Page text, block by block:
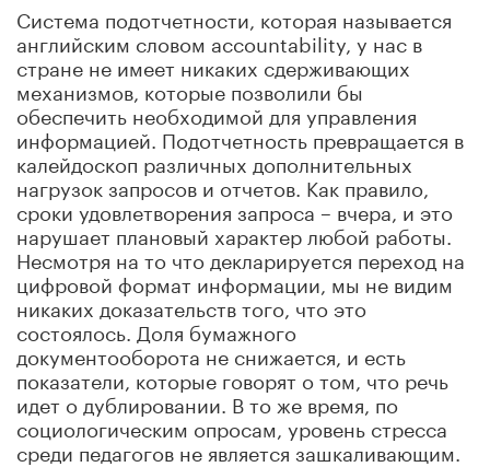
Система подотчетности, которая называется
английским словом accountability, у нас в
стране не имеет никаких сдерживающих
механизмов, которые позволили бы
обеспечить необходимой для управления
информацией. Подотчетность превращается в
калейдоскоп различных дополнительных
нагрузок запросов и отчетов. Как правило,
сроки удовлетворения запроса – вчера, и это
нарушает плановый характер любой работы.
Несмотря на то что декларируется переход на
цифровой формат информации, мы не видим
никаких доказательств того, что это
состоялось. Доля бумажного
документооборота не снижается, и есть
показатели, которые говорят о том, что речь
идет о дублировании. В то же время, по
социологическим опросам, уровень стресса
среди педагогов не является зашкаливающим.